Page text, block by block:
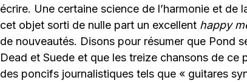
écrire. Une certaine science de l’harmonie et
cet objet sorti de nulle part un excellent happy
de nouveautés. Disons pour résumer que Pond
Dead et Suede et que les treize chansons de ce
des poncifs journalistiques tels que « guitares